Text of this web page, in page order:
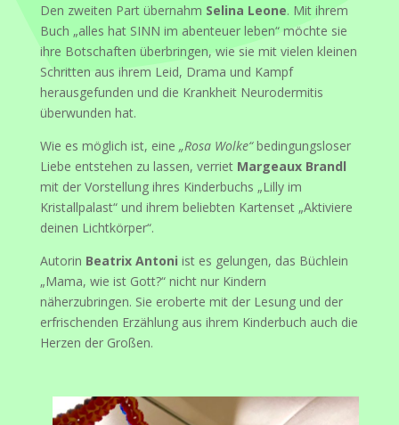
Den zweiten Part übernahm Selina Leone. Mit ihrem
Buch „alles hat SINN im abenteuer leben“ möchte sie
ihre Botschaften überbringen, wie sie mit vielen kleinen
Schritten aus ihrem Leid, Drama und Kampf
herausgefunden und die Krankheit Neurodermitis
überwunden hat.
Wie es möglich ist, eine „Rosa Wolke“bedingungsloser
Liebe entstehen zu lassen, verriet Margeaux Brandl
mit der Vorstellung ihres Kinderbuchs „Lilly im
Kristallpalast“ und ihrem beliebten Kartenset „Aktiviere
deinen Lichtkörper“.
Autorin Beatrix Antoni ist es gelungen, das Büchlein
„Mama, wie ist Gott?“ nicht nur Kindern
näherzubringen. Sie eroberte mit der Lesung und der
erfrischenden Erzählung aus ihrem Kinderbuch auch die
Herzen der Großen.